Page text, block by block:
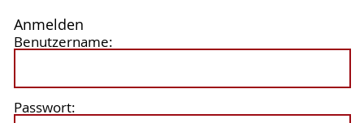
Anmelden
Benutzername:
Passwort: